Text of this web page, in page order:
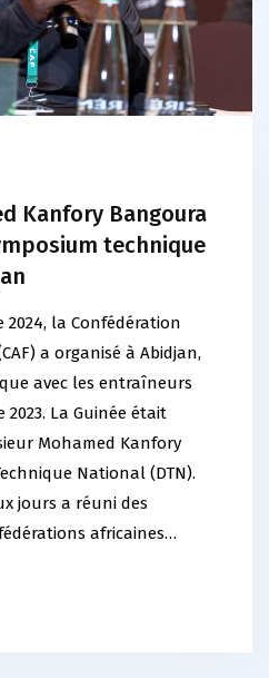
Kanfory Bangoura
technique
2024, la Confédération
a organisé à Abidjan,
avec les entraîneurs
2023. La Guinée était
Mohamed Kanfory
National (DTN).
jours a réuni des
africaines…